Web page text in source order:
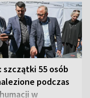
szczątki 55 osób
podczas
w